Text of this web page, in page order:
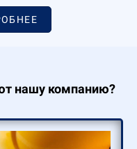
нашу компанию?